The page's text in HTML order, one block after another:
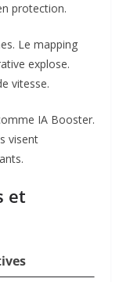
protection.
Le mapping
explose.
vitesse.
IA Booster.
visent
et